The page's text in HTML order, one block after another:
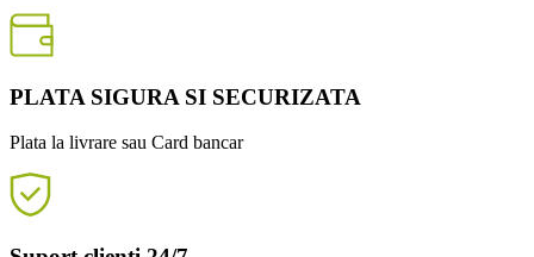
PLATA SIGURA SI SECURIZATA
Plata la livrare sau Card bancar